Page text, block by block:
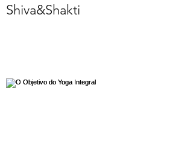
Shiva&Shakti